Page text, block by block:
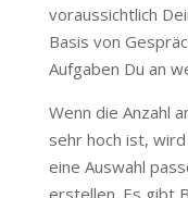
voraussichtlich
Basis von
Aufgaben Du an
Wenn die Anzahl
sehr hoch ist,
eine Auswahl